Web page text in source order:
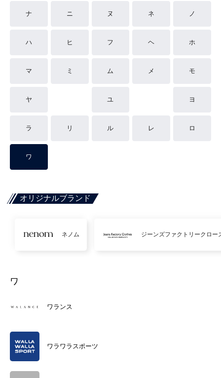
ナ ニ ヌ ネ ノ
ハ ヒ フ ヘ ホ
マ ミ ム メ モ
ヤ ユ ヨ
ラ リ ル レ ロ
ワ
オリジナルブランド
ネノム ジーンズファクトリークロー
ワ
ワランス
ワラワラスポーツ